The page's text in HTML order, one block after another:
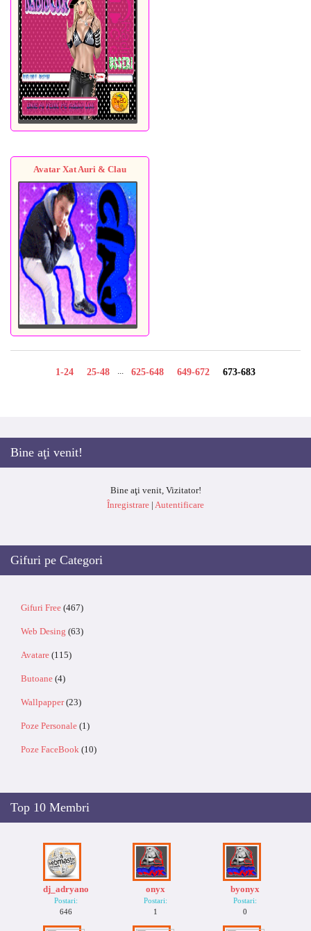
Avatar Xat Auri & Clau
1-24 25-48 625-648 649-672 673-683
Bine aţi venit!
Bine aţi venit, Vizitator!
Înregistrare | Autentificare
Gifuri pe Categori
Gifuri Free (467)
Web Desing (63)
Avatare (115)
Butoane (4)
Wallpapper (23)
Poze Personale (1)
Poze FaceBook (10)
Top 10 Membri
dj_adryano
Postari:
646
onyx
Postari:
1
byonyx
Postari:
0